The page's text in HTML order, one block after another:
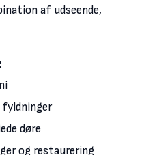
af udseende,
fyldninger
døre
og restaurering